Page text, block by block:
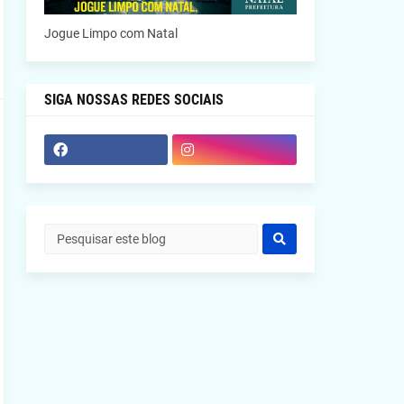
Jogue Limpo com Natal
SIGA NOSSAS REDES SOCIAIS